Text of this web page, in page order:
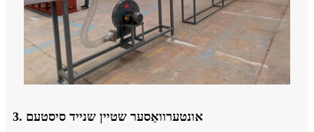
3. אונטערוואַסער שטיין שנייד סיסטעם